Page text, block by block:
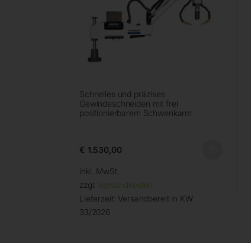
Schnelles und präzises
Gewindeschneiden mit frei
positionierbarem Schwenkarm
€ 1.530,00
inkl. MwSt.
zzgl. Versandkosten
Lieferzeit: Versandbereit in KW
33/2026